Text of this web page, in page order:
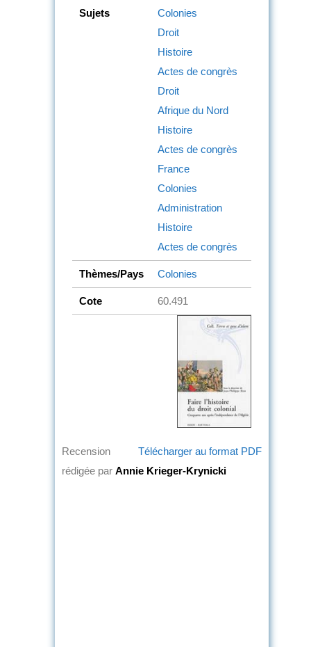
Sujets
Colonies
Droit
Histoire
Actes de congrès
Droit
Afrique du Nord
Histoire
Actes de congrès
France
Colonies
Administration
Histoire
Actes de congrès
Thèmes/Pays Colonies
Cote 60.491
Télécharger au format PDF
Recension
rédigée par Annie Krieger-Krynicki